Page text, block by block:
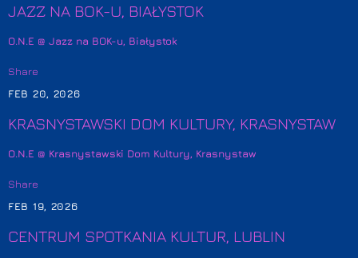
JAZZ NA BOK-U, BIAŁYSTOK
O.N.E @ Jazz na BOK-u, Białystok
Share
FEB 20, 2026
KRASNYSTAWSKI DOM KULTURY, KRASNYSTAW
O.N.E @ Krasnystawski Dom Kultury, Krasnystaw
Share
FEB 19, 2026
CENTRUM SPOTKANIA KULTUR, LUBLIN